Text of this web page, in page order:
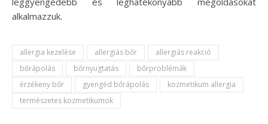
alkalmazzuk.
allergia kezelése allergiás bőr
allergiás reakció
bőrápolás
bőrnyugtatás
bőrproblémák
érzékeny bőr
gyengéd bőrápolás
kozmetikum allergia
természetes kozmetikumok